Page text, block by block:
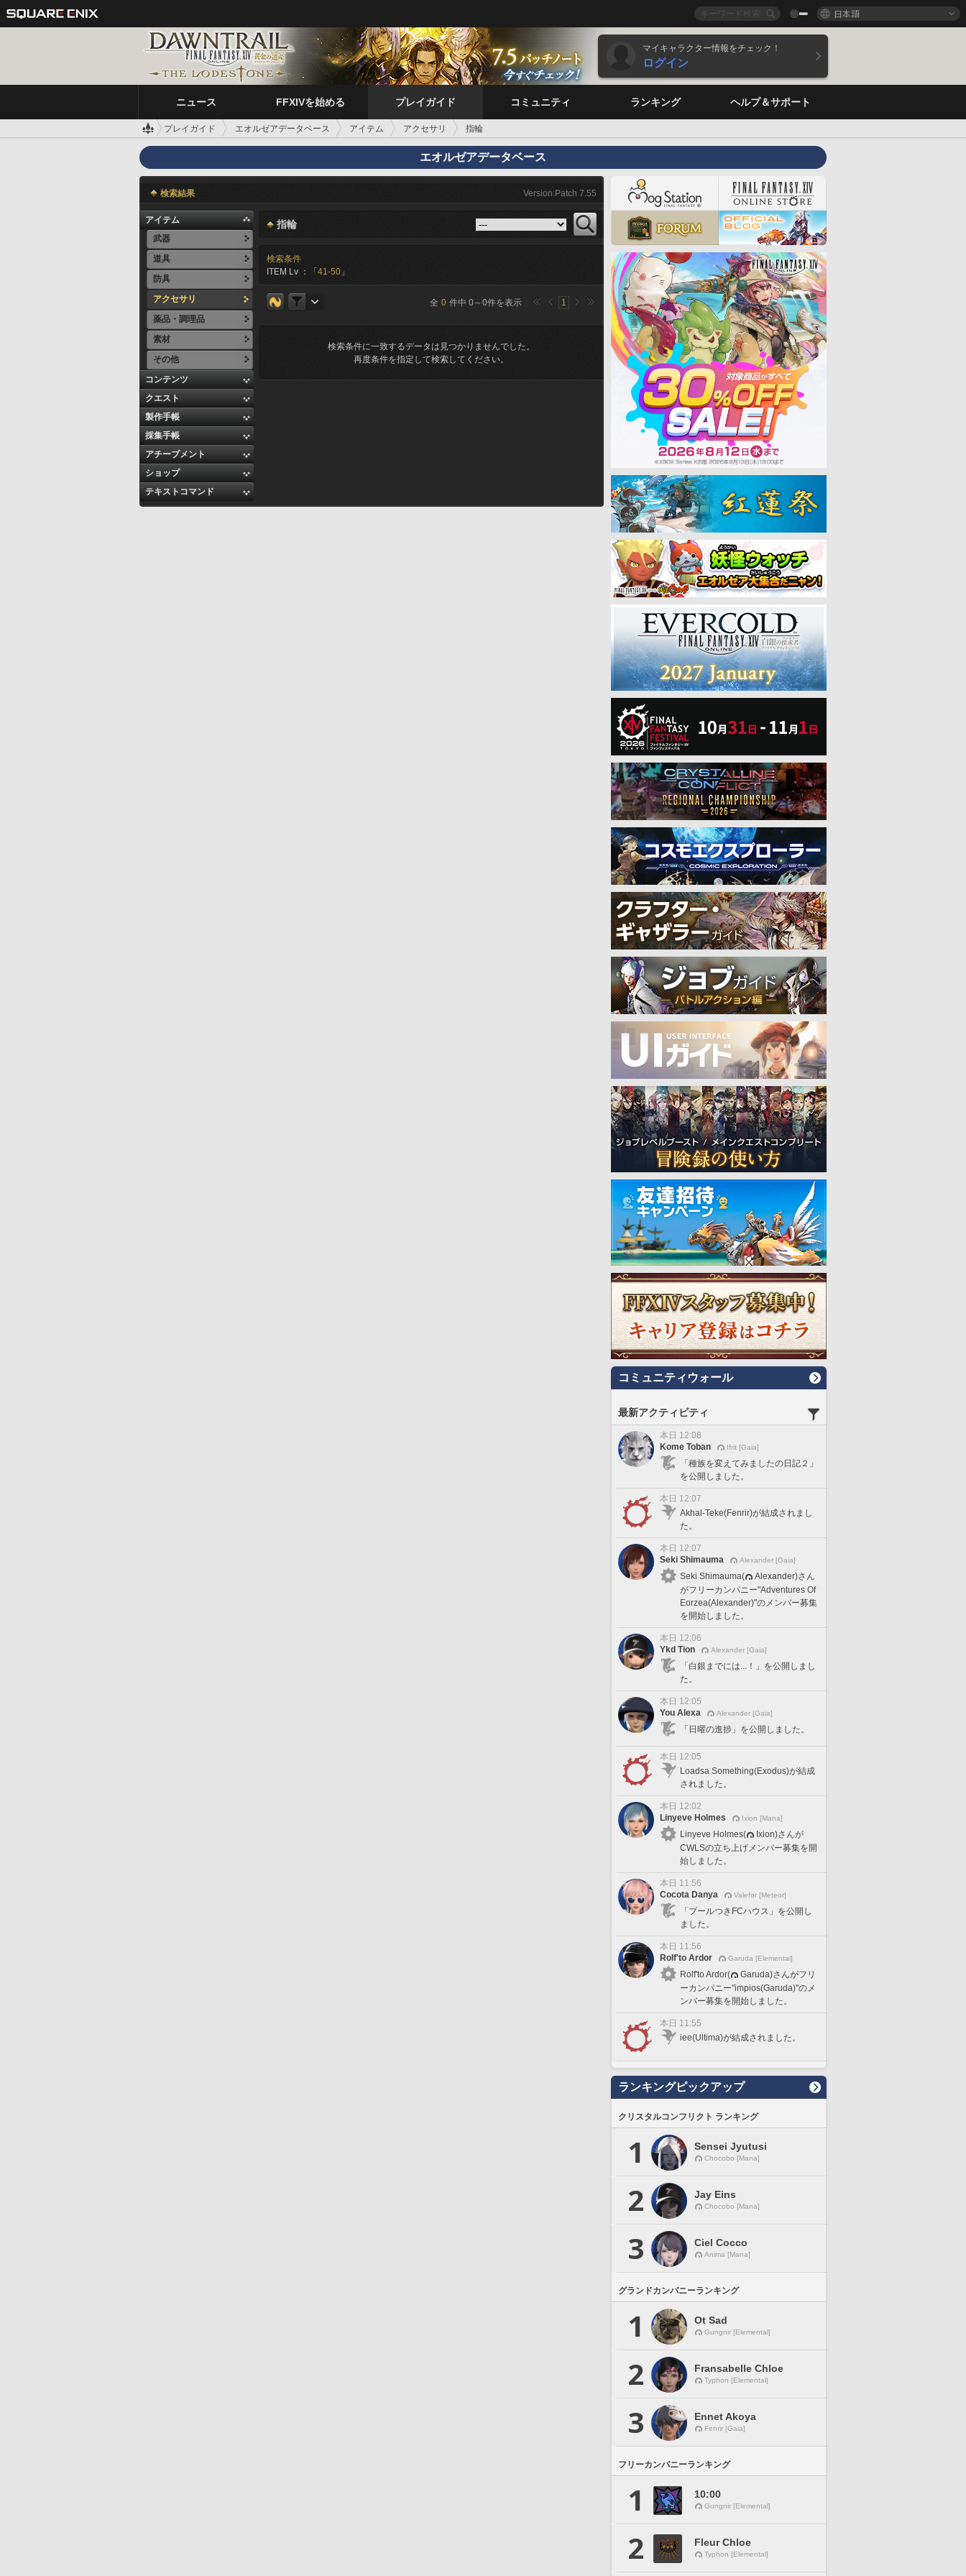
日本語
マイキャラクター情報をチェック！
ログイン
ニュース FFXIVを始める プレイガイド コミュニティ ランキング ヘルプ＆サポート
プレイガイド エオルゼアデータベース アイテム アクセサリ 指輪
エオルゼアデータベース
検索結果 Version:Patch 7.55
アイテム
武器
道具
防具
アクセサリ
薬品・調理品
素材
その他
コンテンツ
クエスト
製作手帳
採集手帳
アチーブメント
ショップ
テキストコマンド
指輪
検索条件
ITEM Lv ：「 41-50 」
全 0 件中 0～0件を表示 1
検索条件に一致するデータは見つかりませんでした。
再度条件を指定して検索してください。
コミュニティウォール
最新アクティビティ
本日 12:08
Kome Toban
Ifrit [Gaia]
「種族を変えてみましたの日記２」
を公開しました。
本日 12:07
Akhal-Teke(Fenrir)が結成されまし
た。
本日 12:07
Seki Shimauma
Alexander [Gaia]
Seki Shimauma(
Alexander)さん
がフリーカンパニー"Adventures Of
Eorzea(Alexander)"のメンバー募集
を開始しました。
本日 12:06
Ykd Tion
Alexander [Gaia]
「白銀までには...！」を公開しまし
た。
本日 12:05
You Alexa
Alexander [Gaia]
「日曜の進捗」を公開しました。
本日 12:05
Loadsa Something(Exodus)が結成
されました。
本日 12:02
Linyeve Holmes
Ixion [Mana]
Linyeve Holmes(
Ixion)さんが
CWLSの立ち上げメンバー募集を開
始しました。
本日 11:56
Cocota Danya
Valefor [Meteor]
「プールつきFCハウス」を公開し
ました。
本日 11:56
Rolf'to Ardor
Garuda [Elemental]
Rolf'to Ardor(
Garuda)さんがフリ
ーカンパニー"impios(Garuda)"のメ
ンバー募集を開始しました。
本日 11:55
iee(Ultima)が結成されました。
ランキングピックアップ
クリスタルコンフリクト ランキング
1 Sensei Jyutusi
Chocobo [Mana]
2 Jay Eins
Chocobo [Mana]
3 Ciel Cocco
Anima [Mana]
グランドカンパニーランキング
1 Ot Sad
Gungnir [Elemental]
2 Fransabelle Chloe
Typhon [Elemental]
3 Ennet Akoya
Fenrir [Gaia]
フリーカンパニーランキング
1 10:00
Gungnir [Elemental]
2 Fleur Chloe
Typhon [Elemental]